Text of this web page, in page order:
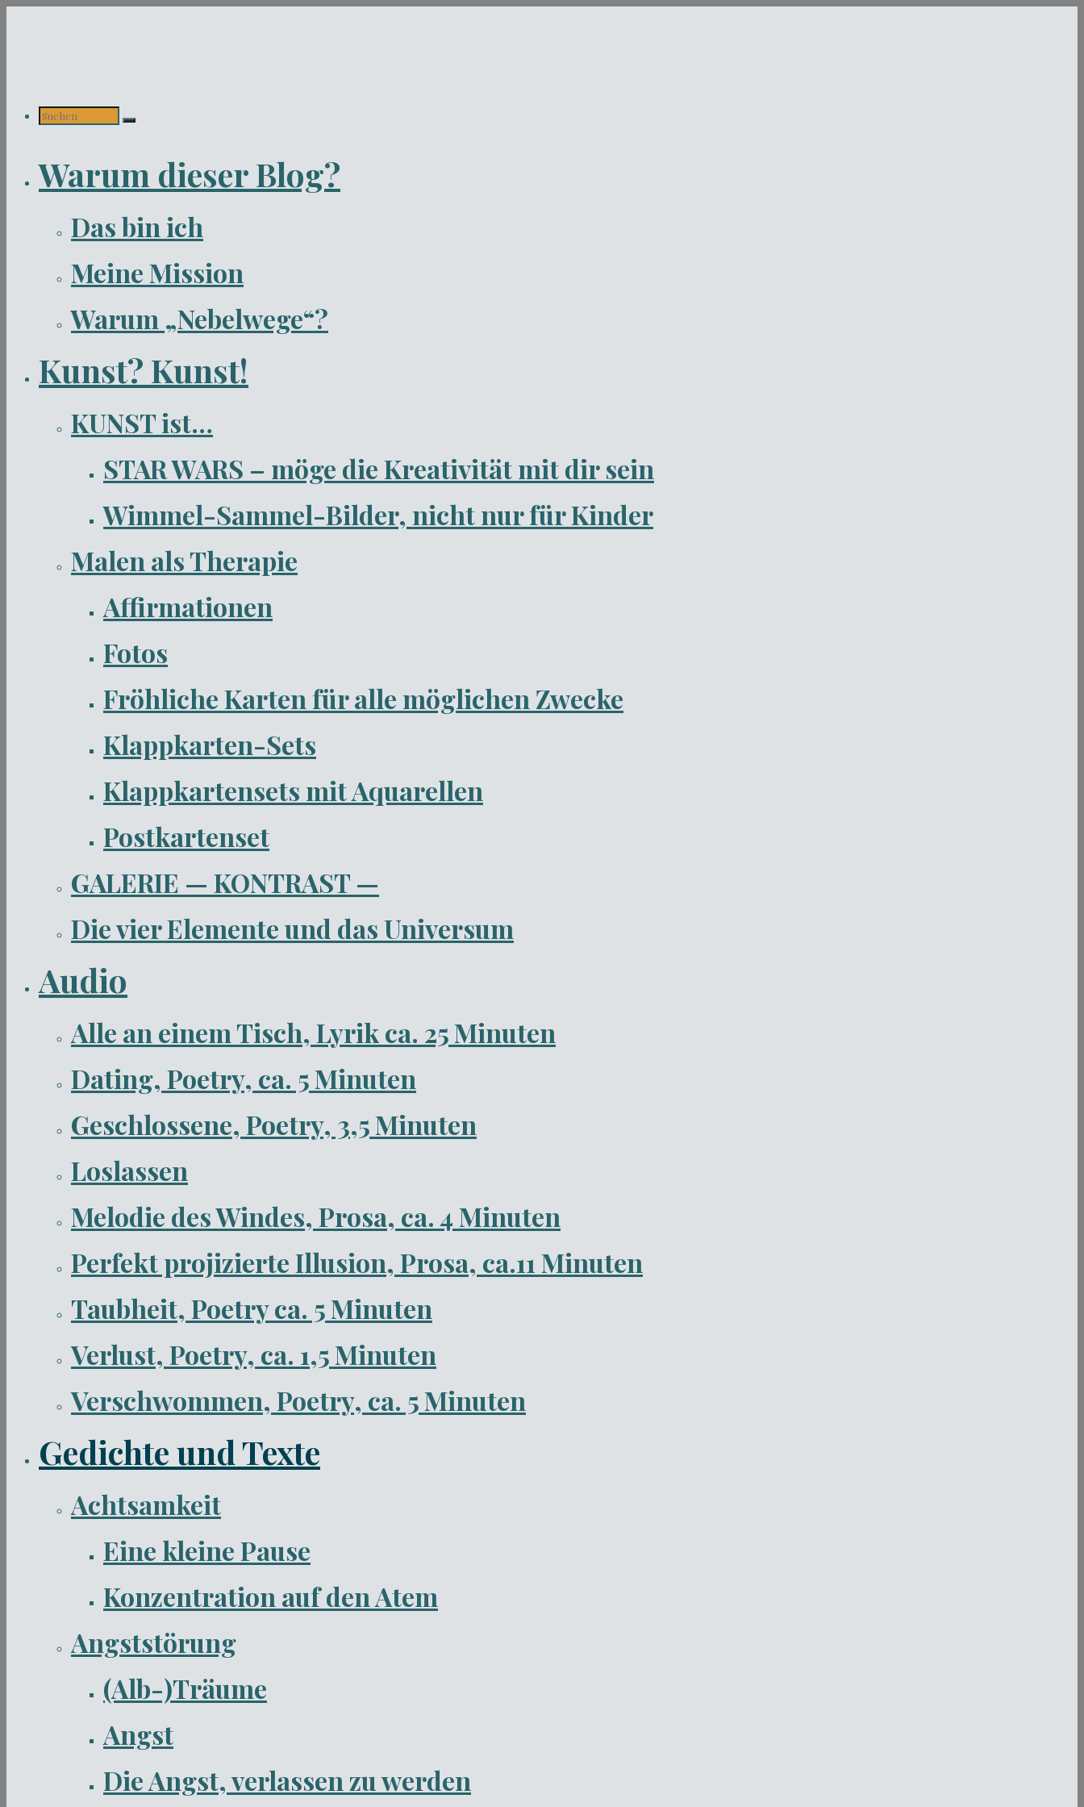
Suchen
nach:
Warum dieser Blog?
Das bin ich
Meine Mission
Warum „Nebelwege“?
Kunst? Kunst!
KUNST ist…
STAR WARS – möge die Kreativität mit dir sein
Wimmel-Sammel-Bilder, nicht nur für Kinder
Malen als Therapie
Affirmationen
Fotos
Fröhliche Karten für alle möglichen Zwecke
Klappkarten-Sets
Klappkartensets mit Aquarellen
Postkartenset
GALERIE — KONTRAST —
Die vier Elemente und das Universum
Audio
Alle an einem Tisch, Lyrik ca. 25 Minuten
Dating, Poetry, ca. 5 Minuten
Geschlossene, Poetry, 3,5 Minuten
Loslassen
Melodie des Windes, Prosa, ca. 4 Minuten
Perfekt projizierte Illusion, Prosa, ca.11 Minuten
Taubheit, Poetry ca. 5 Minuten
Verlust, Poetry, ca. 1,5 Minuten
Verschwommen, Poetry, ca. 5 Minuten
Gedichte und Texte
Achtsamkeit
Eine kleine Pause
Konzentration auf den Atem
Angststörung
(Alb-)Träume
Angst
Die Angst, verlassen zu werden